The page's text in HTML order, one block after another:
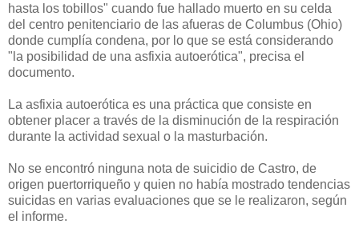
hasta los tobillos" cuando fue hallado muerto en su celda
del centro penitenciario de las afueras de Columbus (Ohio)
donde cumplía condena, por lo que se está considerando
"la posibilidad de una asfixia autoerótica", precisa el
documento.
La asfixia autoerótica es una práctica que consiste en
obtener placer a través de la disminución de la respiración
durante la actividad sexual o la masturbación.
No se encontró ninguna nota de suicidio de Castro, de
origen puertorriqueño y quien no había mostrado tendencias
suicidas en varias evaluaciones que se le realizaron, según
el informe.